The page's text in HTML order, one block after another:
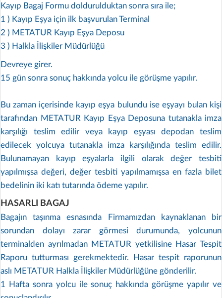
Kayıp Bagaj Formu doldurulduktan sonra sıra ile;
1 ) Kayıp Eşya için ilk başvurulan Terminal
2 ) METATUR Kayıp Eşya Deposu
3 ) Halkla İlişkiler Müdürlüğü
Devreye girer.
15 gün sonra sonuç hakkında yolcu ile görüşme yapılır.
Bu zaman içerisinde kayıp eşya bulundu ise eşyayı bulan kişi
tarafından METATUR Kayıp Eşya Deposuna tutanakla imza
karşılığı teslim edilir veya kayıp eşyası depodan teslim
edilecek yolcuya tutanakla imza karşılığında teslim edilir.
Bulunamayan kayıp eşyalarla ilgili olarak değer tesbiti
yapılmışsa değeri, değer tesbiti yapılmamışsa en fazla bilet
bedelinin iki katı tutarında ödeme yapılır.
HASARLI BAGAJ
Bagajın taşınma esnasında Firmamızdan kaynaklanan bir
sorundan dolayı zarar görmesi durumunda, yolcunun
terminalden ayrılmadan METATUR yetkilisine Hasar Tespit
Raporu tutturması gerekmektedir. Hasar tespit raporunun
aslı METATUR Halkla İlişkiler Müdürlüğüne gönderilir.
1 Hafta sonra yolcu ile sonuç hakkında görüşme yapılır ve